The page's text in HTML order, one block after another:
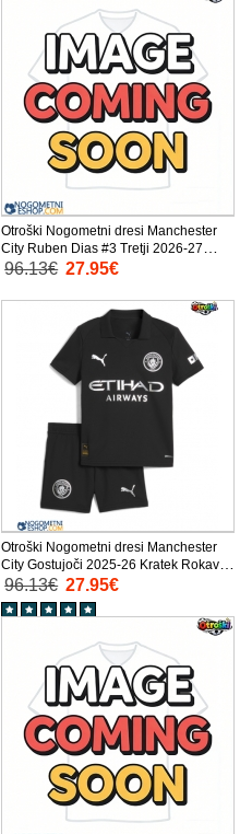
Otroški Nogometni dresi Manchester
City Ruben Dias #3 Tretji 2026-27
Kratek Rokav (+ Kratke hlače)
96.13€ 27.95€
Otroški Nogometni dresi Manchester
City Gostujoči 2025-26 Kratek Rokav (+
Kratke hlače)
96.13€ 27.95€